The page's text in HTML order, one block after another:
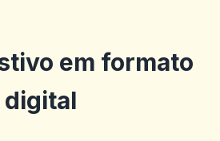
em formato
digital